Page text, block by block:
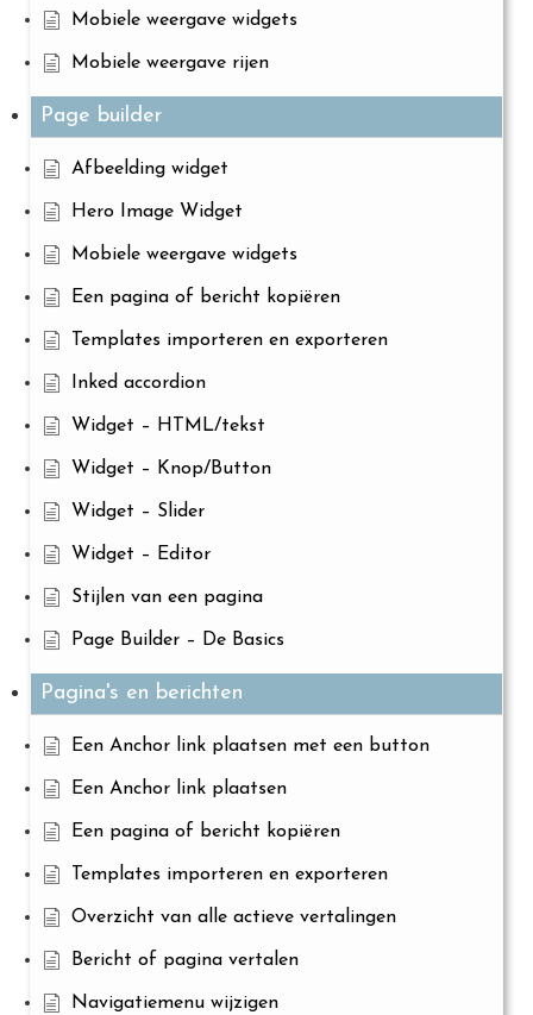
Mobiele weergave widgets
Mobiele weergave rijen
Page builder
Afbeelding widget
Hero Image Widget
Mobiele weergave widgets
Een pagina of bericht kopiëren
Templates importeren en exporteren
Inked accordion
Widget – HTML/tekst
Widget – Knop/Button
Widget – Slider
Widget – Editor
Stijlen van een pagina
Page Builder – De Basics
Pagina's en berichten
Een Anchor link plaatsen met een button
Een Anchor link plaatsen
Een pagina of bericht kopiëren
Templates importeren en exporteren
Overzicht van alle actieve vertalingen
Bericht of pagina vertalen
Navigatiemenu wijzigen